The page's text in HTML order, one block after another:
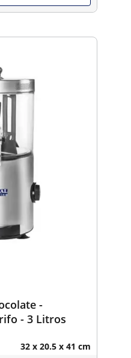
-
- 3 Litros
32 x 20.5 x 41 cm